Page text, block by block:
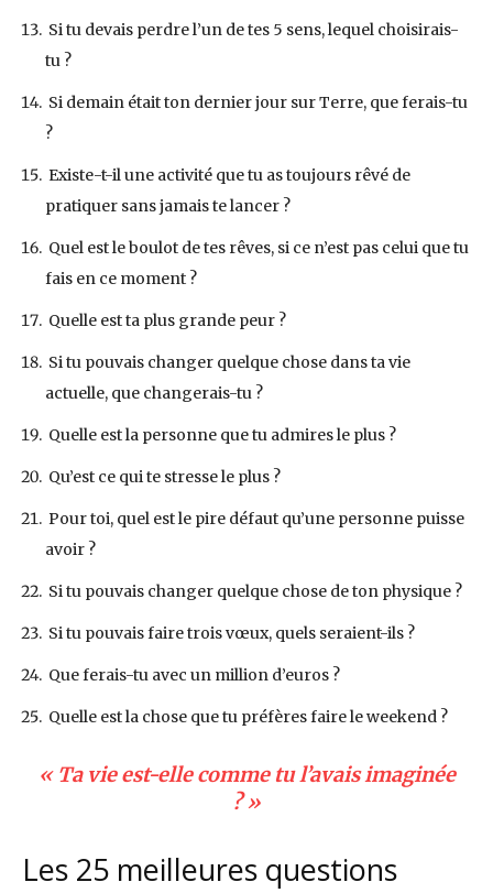
Si tu devais perdre l’un de tes 5 sens, lequel choisirais-
tu ?
Si demain était ton dernier jour sur Terre, que ferais-tu
?
Existe-t-il une activité que tu as toujours rêvé de
pratiquer sans jamais te lancer ?
Quel est le boulot de tes rêves, si ce n’est pas celui que tu
fais en ce moment ?
Quelle est ta plus grande peur ?
Si tu pouvais changer quelque chose dans ta vie
actuelle, que changerais-tu ?
Quelle est la personne que tu admires le plus ?
Qu’est ce qui te stresse le plus ?
Pour toi, quel est le pire défaut qu’une personne puisse
avoir ?
Si tu pouvais changer quelque chose de ton physique ?
Si tu pouvais faire trois vœux, quels seraient-ils ?
Que ferais-tu avec un million d’euros ?
Quelle est la chose que tu préfères faire le weekend ?
« Ta vie est-elle comme tu l’avais imaginée
? »
Les 25 meilleures questions